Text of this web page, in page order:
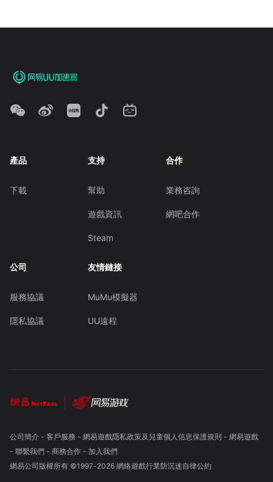
產品
下載
支持
幫助
遊戲資訊
Steam
合作
業務咨詢
網吧合作
公司
服務協議
隱私協議
友情鏈接
MuMu模擬器
UU遠程
公司簡介- 客戶服務 - 網易遊戲隱私政策及兒童個人信息保護規則 - 網易遊戲
- 聯繫我們- 商務合作- 加入我們
網易公司版權所有 ©1997-2026 網絡遊戲行業防沉迷自律公約